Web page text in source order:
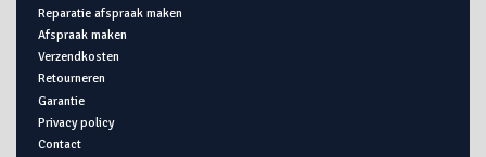
Reparatie afspraak maken
Afspraak maken
Verzendkosten
Retourneren
Garantie
Privacy policy
Contact